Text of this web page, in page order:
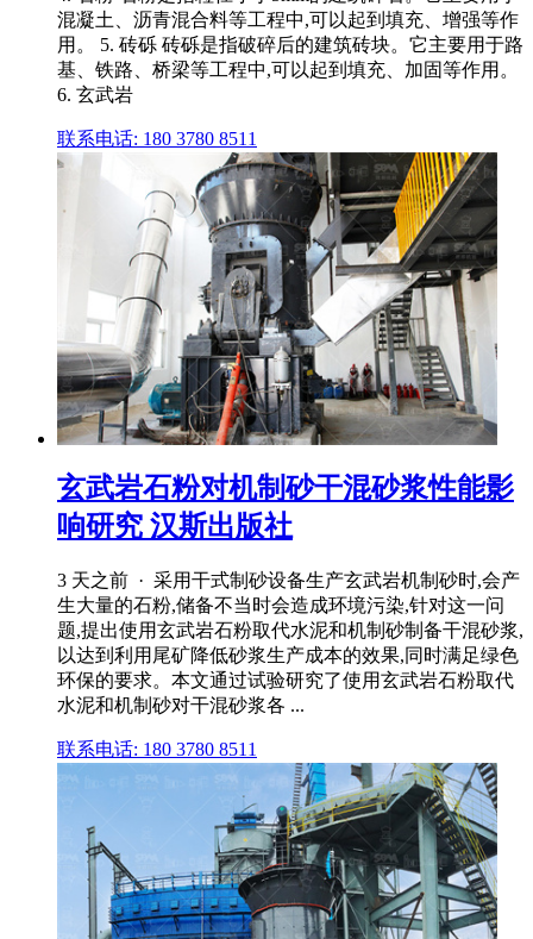
混凝土、沥青混合料等工程中,可以起到填充、增强等作
用。 5. 砖砾 砖砾是指破碎后的建筑砖块。它主要用于路
基、铁路、桥梁等工程中,可以起到填充、加固等作用。
6. 玄武岩
联系电话: 180 3780 8511
玄武岩石粉对机制砂干混砂浆性能影
响研究 汉斯出版社
3 天之前 · 采用干式制砂设备生产玄武岩机制砂时,会产
生大量的石粉,储备不当时会造成环境污染,针对这一问
题,提出使用玄武岩石粉取代水泥和机制砂制备干混砂浆,
以达到利用尾矿降低砂浆生产成本的效果,同时满足绿色
环保的要求。本文通过试验研究了使用玄武岩石粉取代
水泥和机制砂对干混砂浆各 ...
联系电话: 180 3780 8511